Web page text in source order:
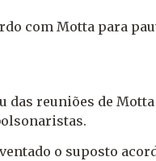
com Motta para
das reuniões de
o suposto